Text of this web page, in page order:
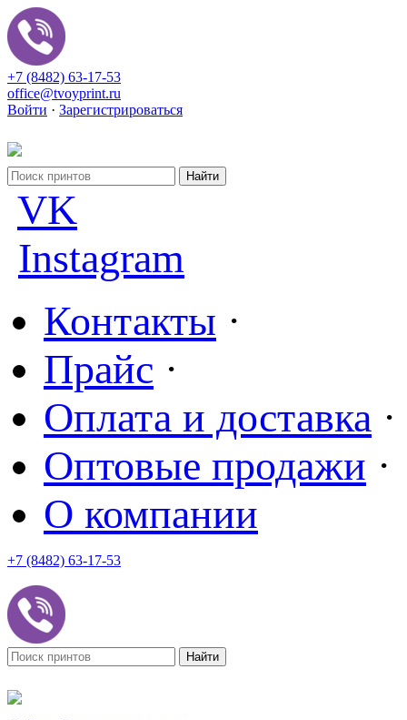
+7 (8482) 63-17-53
office@tvoyprint.ru
Войти · Зарегистрироваться
VK
Instagram
Контакты ·
Прайс ·
Оплата и доставка ·
Оптовые продажи ·
О компании
+7 (8482) 63-17-53